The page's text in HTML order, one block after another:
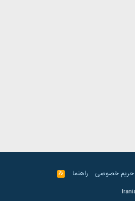
حریم خصوصی راهنما
R
S